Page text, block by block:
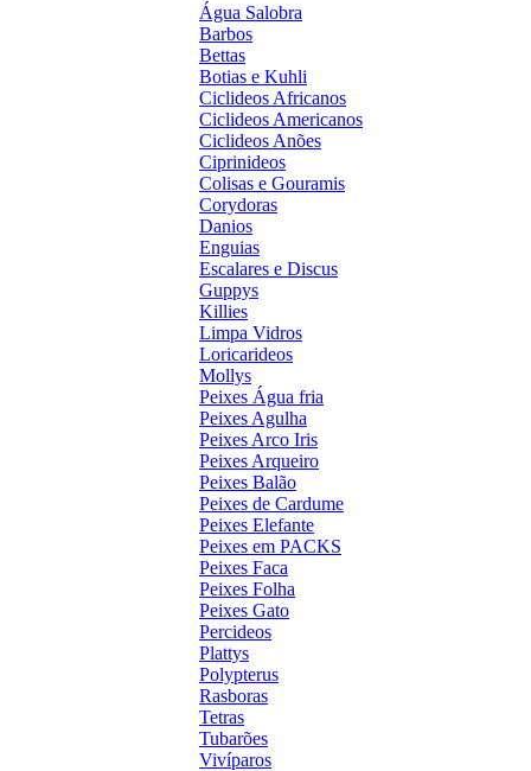
Água Salobra
Barbos
Bettas
Botias e Kuhli
Ciclideos Africanos
Ciclideos Americanos
Ciclideos Anões
Ciprinideos
Colisas e Gouramis
Corydoras
Danios
Enguias
Escalares e Discus
Guppys
Killies
Limpa Vidros
Loricarideos
Mollys
Peixes Água fria
Peixes Agulha
Peixes Arco Iris
Peixes Arqueiro
Peixes Balão
Peixes de Cardume
Peixes Elefante
Peixes em PACKS
Peixes Faca
Peixes Folha
Peixes Gato
Percideos
Plattys
Polypterus
Rasboras
Tetras
Tubarões
Vivíparos